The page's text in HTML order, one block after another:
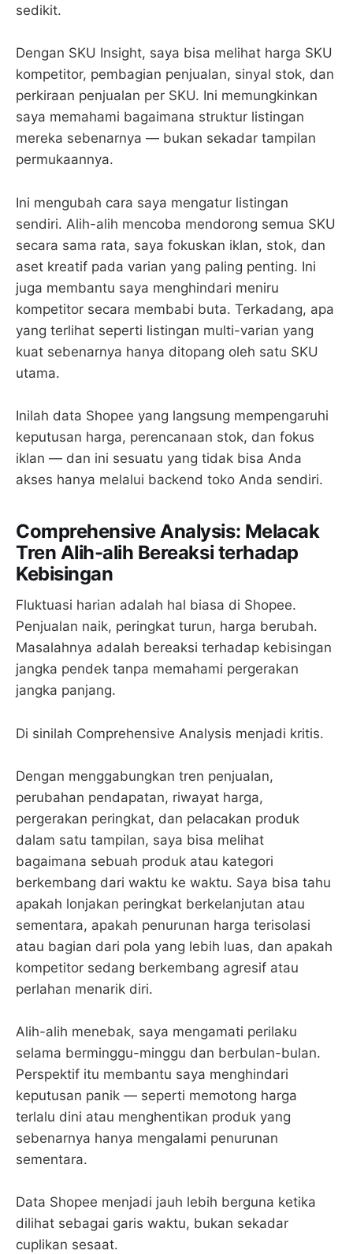
sedikit.
Dengan SKU Insight, saya bisa melihat harga SKU
kompetitor, pembagian penjualan, sinyal stok, dan
perkiraan penjualan per SKU. Ini memungkinkan
saya memahami bagaimana struktur listingan
mereka sebenarnya — bukan sekadar tampilan
permukaannya.
Ini mengubah cara saya mengatur listingan
sendiri. Alih-alih mencoba mendorong semua SKU
secara sama rata, saya fokuskan iklan, stok, dan
aset kreatif pada varian yang paling penting. Ini
juga membantu saya menghindari meniru
kompetitor secara membabi buta. Terkadang, apa
yang terlihat seperti listingan multi-varian yang
kuat sebenarnya hanya ditopang oleh satu SKU
utama.
Inilah data Shopee yang langsung mempengaruhi
keputusan harga, perencanaan stok, dan fokus
iklan — dan ini sesuatu yang tidak bisa Anda
akses hanya melalui backend toko Anda sendiri.
Comprehensive Analysis: Melacak
Tren Alih-alih Bereaksi terhadap
Kebisingan
Fluktuasi harian adalah hal biasa di Shopee.
Penjualan naik, peringkat turun, harga berubah.
Masalahnya adalah bereaksi terhadap kebisingan
jangka pendek tanpa memahami pergerakan
jangka panjang.
Di sinilah Comprehensive Analysis menjadi kritis.
Dengan menggabungkan tren penjualan,
perubahan pendapatan, riwayat harga,
pergerakan peringkat, dan pelacakan produk
dalam satu tampilan, saya bisa melihat
bagaimana sebuah produk atau kategori
berkembang dari waktu ke waktu. Saya bisa tahu
apakah lonjakan peringkat berkelanjutan atau
sementara, apakah penurunan harga terisolasi
atau bagian dari pola yang lebih luas, dan apakah
kompetitor sedang berkembang agresif atau
perlahan menarik diri.
Alih-alih menebak, saya mengamati perilaku
selama berminggu-minggu dan berbulan-bulan.
Perspektif itu membantu saya menghindari
keputusan panik — seperti memotong harga
terlalu dini atau menghentikan produk yang
sebenarnya hanya mengalami penurunan
sementara.
Data Shopee menjadi jauh lebih berguna ketika
dilihat sebagai garis waktu, bukan sekadar
cuplikan sesaat.